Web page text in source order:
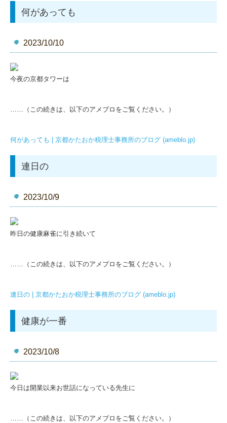
何があっても
2023/10/10
今夜の京都タワーは
……（この続きは、以下のアメブロをご覧ください。）
何があっても | 京都かたおか税理士事務所のブログ (ameblo.jp)
連日の
2023/10/9
昨日の健康麻雀に引き続いて
……（この続きは、以下のアメブロをご覧ください。）
連日の | 京都かたおか税理士事務所のブログ (ameblo.jp)
健康が一番
2023/10/8
今日は開業以来お世話になっている先生に
……（この続きは、以下のアメブロをご覧ください。）